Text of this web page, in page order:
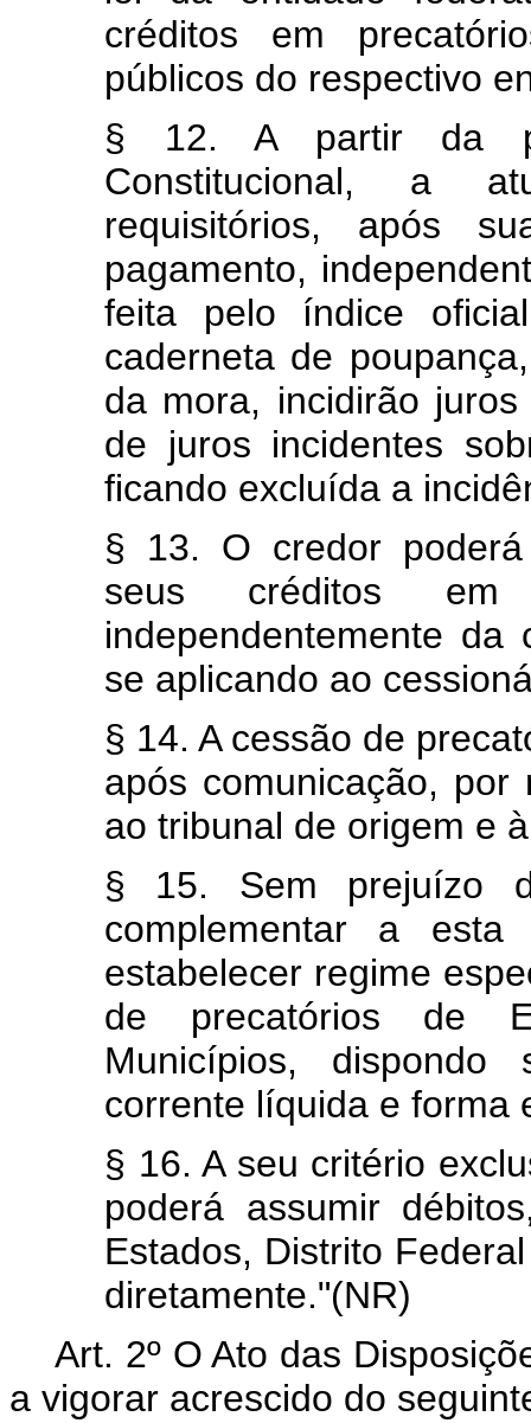
créditos em
públicos do respectivo
§ 12. A partir da
Constitucional, a
requisitórios, após
pagamento,
feita pelo índice
caderneta de
da mora, incidirão
de juros incidentes
ficando excluída a
§ 13. O credor
seus créditos em
independentemente da
se aplicando ao
§ 14. A cessão de
após comunicação, por
ao tribunal de origem e
§ 15. Sem prejuízo
complementar a esta
estabelecer regime
de precatórios de
Municípios,
corrente líquida e forma
§ 16. A seu critério
poderá assumir
Estados, Distrito
diretamente."(NR)
Art. 2º O Ato das
a vigorar acrescido do